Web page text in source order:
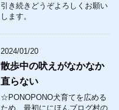
引き続きどうぞよろしくお願い
します。
2024/01/20
散歩中の吠えがなかなか
直らない
☆PONOPONO犬育てを広める
ため、最初ににほんブログ村の